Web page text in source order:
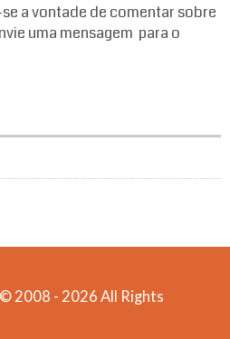
a vontade de comentar sobre
uma mensagem para o
2008 - 2026 All Rights